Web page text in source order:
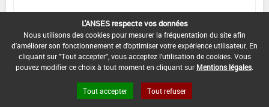
DATE DE FIN D'UTILISATION :
L'ANSES respecte vos données
Nous utilisons des cookies pour mesurer la fréquentation du site afin
d'améliorer son fonctionnement et d'optimiser votre expérience utilisateur. En
cliquant sur "Tout accepter", vous acceptez l'utilisation de cookies. Vous
pouvez modifier ce choix à tout moment en cliquant sur Mentions légales
Tout accepter Tout refuser